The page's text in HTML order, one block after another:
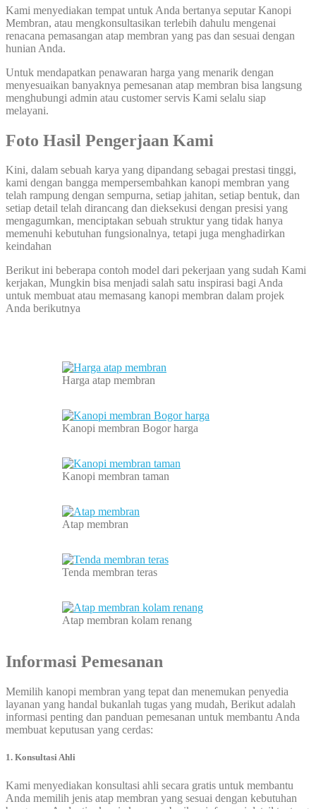
Kami menyediakan tempat untuk Anda bertanya seputar Kanopi
Membran, atau mengkonsultasikan terlebih dahulu mengenai
renacana pemasangan atap membran yang pas dan sesuai dengan
hunian Anda.
Untuk mendapatkan penawaran harga yang menarik dengan
menyesuaikan banyaknya pemesanan atap membran bisa langsung
menghubungi admin atau customer servis Kami selalu siap
melayani.
Foto Hasil Pengerjaan Kami
Kini, dalam sebuah karya yang dipandang sebagai prestasi tinggi,
kami dengan bangga mempersembahkan kanopi membran yang
telah rampung dengan sempurna, setiap jahitan, setiap bentuk, dan
setiap detail telah dirancang dan dieksekusi dengan presisi yang
mengagumkan, menciptakan sebuah struktur yang tidak hanya
memenuhi kebutuhan fungsionalnya, tetapi juga menghadirkan
keindahan
Berikut ini beberapa contoh model dari pekerjaan yang sudah Kami
kerjakan, Mungkin bisa menjadi salah satu inspirasi bagi Anda
untuk membuat atau memasang kanopi membran dalam projek
Anda berikutnya
Harga atap membran
Kanopi membran Bogor harga
Kanopi membran taman
Atap membran
Tenda membran teras
Atap membran kolam renang
Informasi Pemesanan
Memilih kanopi membran yang tepat dan menemukan penyedia
layanan yang handal bukanlah tugas yang mudah, Berikut adalah
informasi penting dan panduan pemesanan untuk membantu Anda
membuat keputusan yang cerdas:
1. Konsultasi Ahli
Kami menyediakan konsultasi ahli secara gratis untuk membantu
Anda memilih jenis atap membran yang sesuai dengan kebutuhan